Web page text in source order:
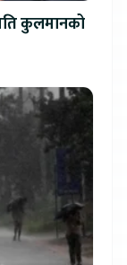
कुलमानको